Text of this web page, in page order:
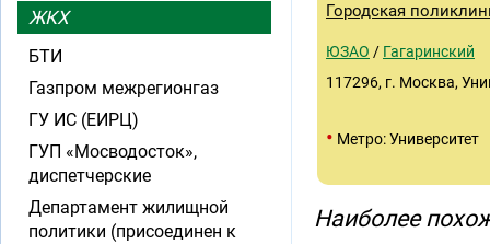
Городская
ЮЗАО / Гагаринский
117296, г. Москва,
• Метро: Университет
Наиболее
ЖКХ
БТИ
Газпром межрегионгаз
ГУ ИС (ЕИРЦ)
ГУП «Мосводосток»,
диспетчерские
Департамент жилищной
политики (присоединен к